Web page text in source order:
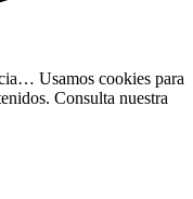
Usamos cookies para
Consulta nuestra